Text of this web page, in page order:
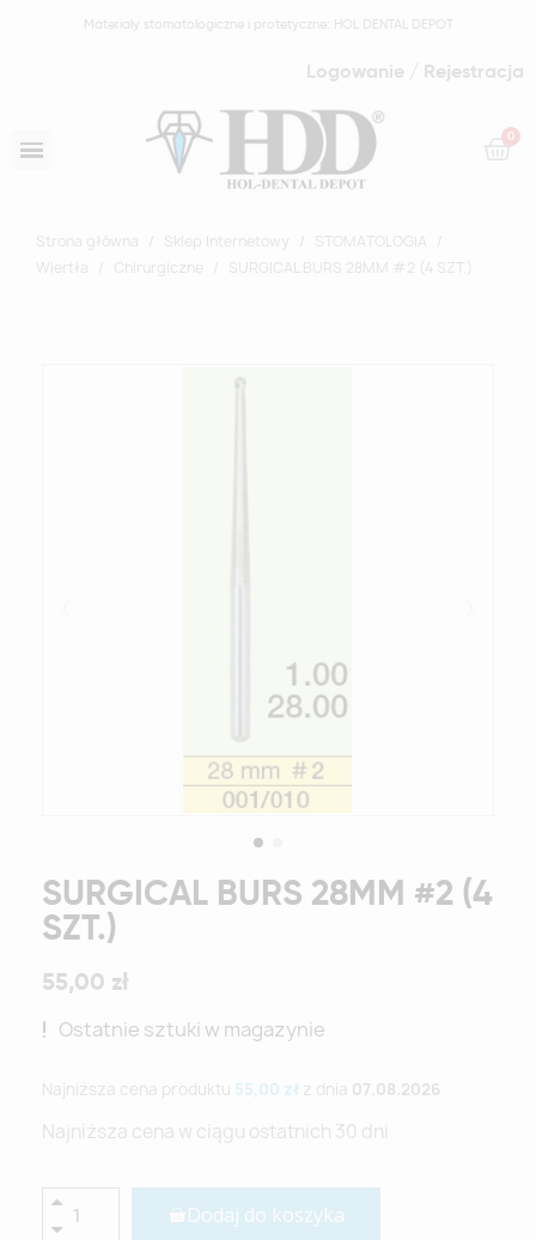
Materiały stomatologiczne i protetyczne: HOL DENTAL DEPOT
Logowanie / Rejestracja
Strona główna Sklep Internetowy
STOMATOLOGIA
Wiertła
Chirurgiczne SURGICAL BURS 28MM #2 (4 SZT.)
SURGICAL BURS 28MM #2 (4
SZT.)
55,00 zł
Ostatnie sztuki w magazynie
Najniższa cena produktu 55,00 zł z dnia 07.08.2026
Najniższa cena w ciągu ostatnich 30 dni
Dodaj do koszyka